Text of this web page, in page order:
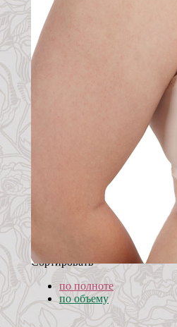
Сортировать
по полноте
по объему